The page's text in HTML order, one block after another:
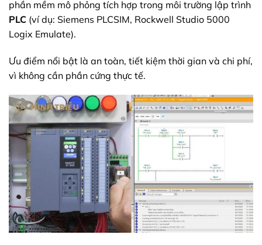
phần mềm mô phỏng tích hợp trong môi trường lập trình
PLC (ví dụ: Siemens PLCSIM, Rockwell Studio 5000
Logix Emulate).
Ưu điểm nổi bật là an toàn, tiết kiệm thời gian và chi phí,
vì không cần phần cứng thực tế.